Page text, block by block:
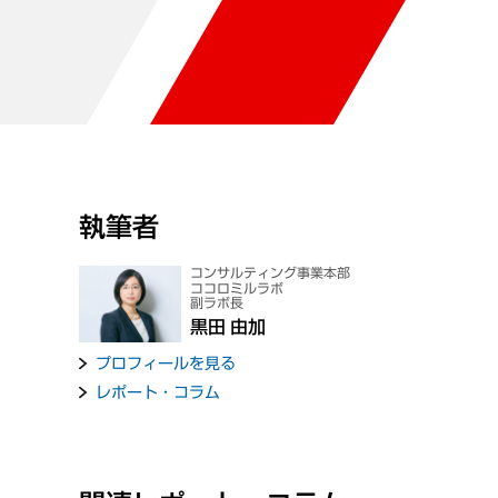
執筆者
コンサルティング事業本部
ココロミルラボ
副ラボ長
黒田 由加
プロフィールを見る
レポート・コラム